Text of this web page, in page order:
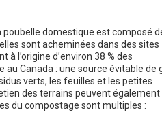
poubelle domestique est composé
sont acheminées dans des sites
à l’origine d’environ 38 % des
Canada : une source évitable de
verts, les feuilles et les petites
des terrains peuvent également
du compostage sont multiples :